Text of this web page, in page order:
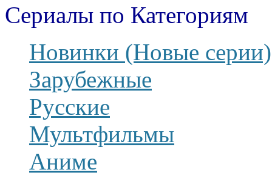
Сериалы по Категориям
Новинки (Новые серии)
Зарубежные
Русские
Мультфильмы
Аниме